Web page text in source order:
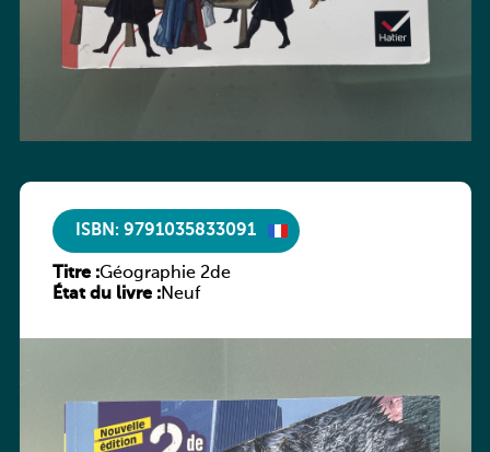
ISBN: 9791035833091
Titre :Géographie 2de
État du livre :Neuf